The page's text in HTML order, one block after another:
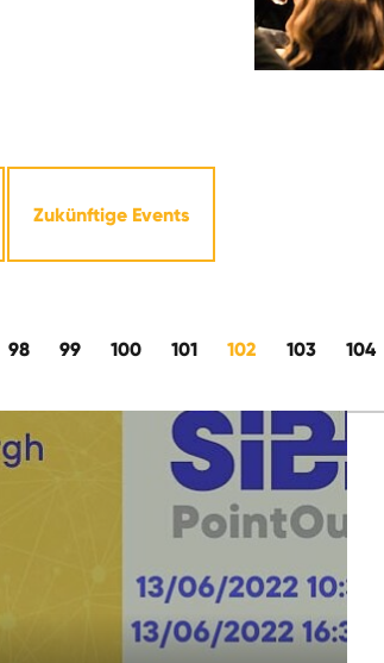
Zukünftige Events
98 99 100 101 102 103 104